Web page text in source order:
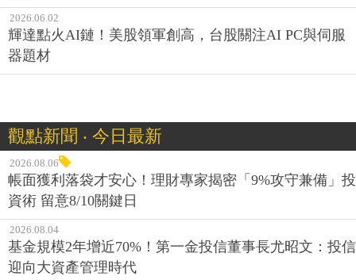
2026.06.02
輝達點火AI鏈！美股領軍創高，台股關注AI PC與伺服
器題材
觀點新聞 ‧ 今日最新
2026.08.06
帳面獲利落袋才安心！理財專家揭密「9%攻守兼備」投
資術 留意8/10關鍵日
2026.08.04
基金規模2年增近70%！第一金投信董事長尤昭文：投信
迎向大資產管理時代